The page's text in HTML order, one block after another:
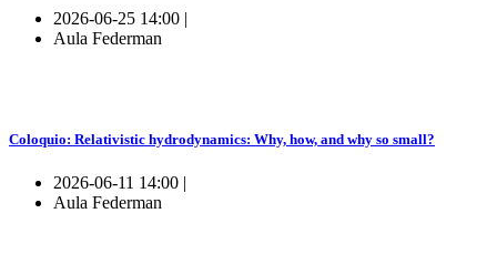
2026-06-25 14:00 |
Aula Federman
Coloquio: Relativistic hydrodynamics: Why, how, and why so small?
2026-06-11 14:00 |
Aula Federman